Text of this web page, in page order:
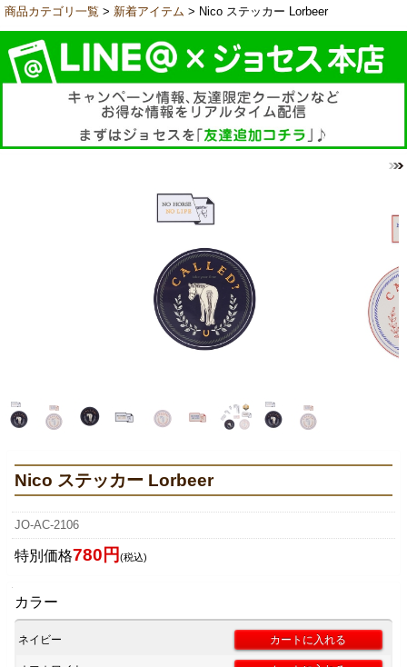
商品カテゴリ一覧 > 新着アイテム > Nico ステッカー Lorbeer
Nico ステッカー Lorbeer
JO-AC-2106
特別価格780円 (税込)
カラー
ネイビー